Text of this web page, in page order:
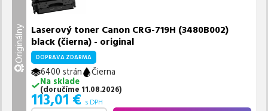
Originálny Laserový toner Canon CRG-719H (3480B002)
black (čierna) - original
DOPRAVA ZDARMA
6400 strán
Čierna
Na sklade
(doručíme 11.08.2026)
113,01 € s DPH